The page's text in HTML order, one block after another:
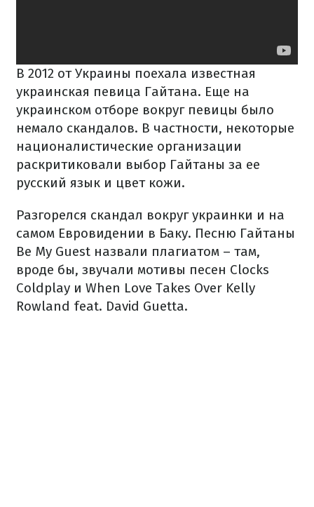
В 2012 от Украины поехала известная
украинская певица Гайтана. Еще на
украинском отборе вокруг певицы было
немало скандалов. В частности, некоторые
националистические организации
раскритиковали выбор Гайтаны за ее
русский язык и цвет кожи.
Разгорелся скандал вокруг украинки и на
самом Евровидении в Баку. Песню Гайтаны
Be My Guest назвали плагиатом – там,
вроде бы, звучали мотивы песен Сlocks
Coldplay и When Love Takes Over Kelly
Rowland feat. David Guetta.